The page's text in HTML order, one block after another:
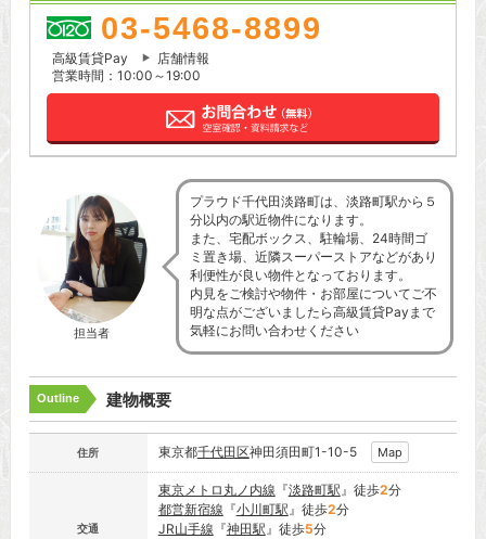
03-5468-8899
高級賃貸Pay
店舗情報
営業時間：10:00～19:00
担当者
プラウド千代田淡路町は、淡路町駅から５
分以内の駅近物件になります。
また、宅配ボックス、駐輪場、24時間ゴ
ミ置き場、近隣スーパーストアなどがあり
利便性が良い物件となっております。
内見をご検討や物件・お部屋についてご不
明な点がございましたら高級賃貸Payまで
気軽にお問い合わせください
Outline 建物概要
住所 東京都千代田区神田須田町1-10-5 Map
交通
東京メトロ丸ノ内線 『淡路町駅』徒歩2分
都営新宿線 『小川町駅』徒歩2分
JR山手線 『神田駅』徒歩5分